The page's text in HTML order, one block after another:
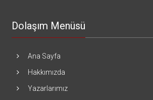
Dolaşım Menüsü
Ana Sayfa
Hakkımızda
Yazarlarımız